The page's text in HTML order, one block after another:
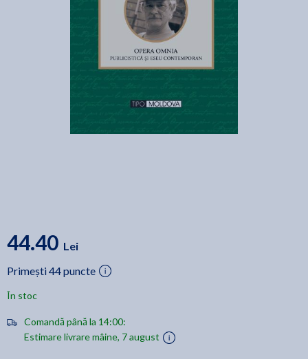
44.40 Lei
Primești 44 puncte
În stoc
Comandă până la 14:00:
Estimare livrare mâine, 7 august